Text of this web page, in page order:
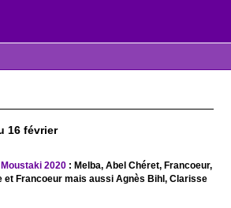
16 février
2020: Melba, Abel Chéret, Francoeur,
et Francoeur mais aussi Agnès Bihl, Clarisse